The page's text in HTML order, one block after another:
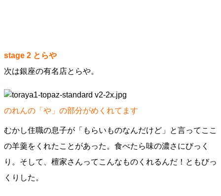
stage 2 とらや
次は銀座の有名店とらや。
のれんの「や」の部分がめくれてます
むかし住職の息子が「もらいものなんだけど」と言ってここ
の羊羹をくれたことがあった。食べたら味の濃さにびっく
り。そして、檀家さんってこんなものくれるんだ！ともびっ
くりした。